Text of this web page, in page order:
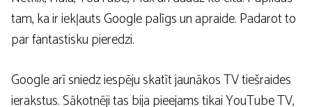
tam, ka ir iekļauts Google palīgs un apraide. Padarot to
par fantastisku pieredzi.
Google arī sniedz iespēju skatīt jaunākos TV tiešraides
ierakstus. Sākotnēji tas bija pieejams tikai YouTube TV,